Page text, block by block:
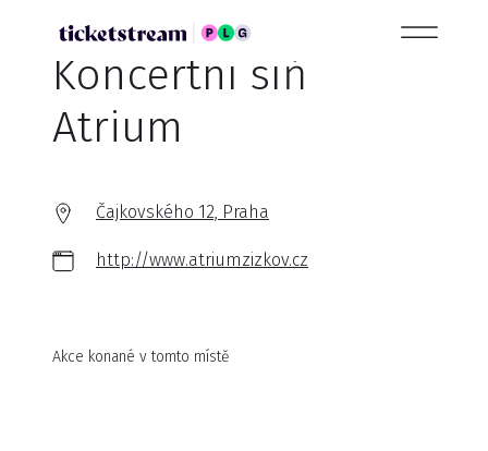
Koncertní síň
Atrium
Čajkovského 12, Praha
http://www.atriumzizkov.cz
Akce konané v tomto místě